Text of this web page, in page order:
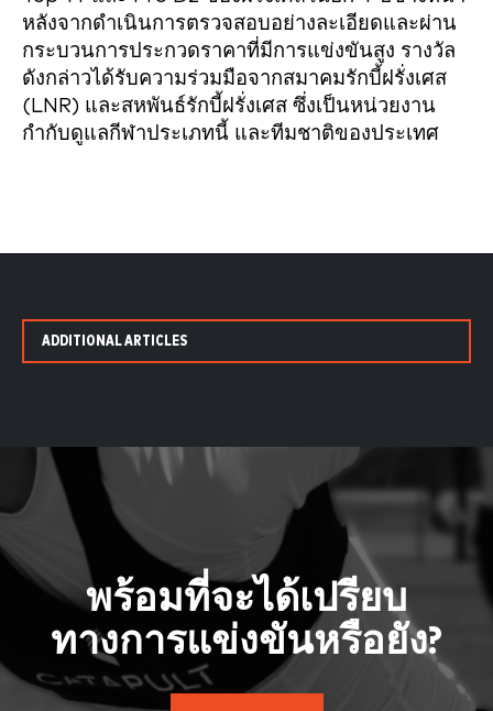
หลังจากดำเนินการตรวจสอบอย่างละเอียดและผ่าน
กระบวนการประกวดราคาที่มีการแข่งขันสูง รางวัล
ดังกล่าวได้รับความร่วมมือจากสมาคมรักบี้ฝรั่งเศส
(LNR) และสหพันธ์รักบี้ฝรั่งเศส ซึ่งเป็นหน่วยงาน
กำกับดูแลกีฬาประเภทนี้ และทีมชาติของประเทศ
ADDITIONAL ARTICLES
พร้อมที่จะได้เปรียบ
ทางการแข่งขันหรือยัง?